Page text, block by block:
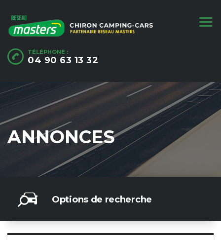
TÉLÉPHONE :
04 90 63 13 32
ANNONCES
Options de recherche